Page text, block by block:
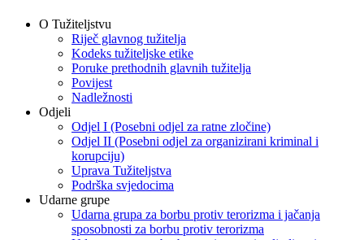
O Tužiteljstvu
Riječ glavnog tužitelja
Kodeks tužiteljske etike
Poruke prethodnih glavnih tužitelja
Povijest
Nadležnosti
Odjeli
Odjel I (Posebni odjel za ratne zločine)
Odjel II (Posebni odjel za organizirani kriminal i
korupciju)
Uprava Tužiteljstva
Podrška svjedocima
Udarne grupe
Udarna grupa za borbu protiv terorizma i jačanja
sposobnosti za borbu protiv terorizma